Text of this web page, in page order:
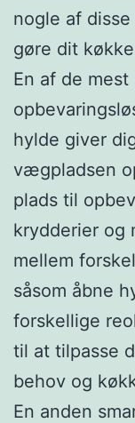
nogle af
gøre dit
En af de
hylde giver
vægpladsen
plads til
krydderier og
mellem
såsom åbne
forskellige
til at tilpasse
behov og
En anden